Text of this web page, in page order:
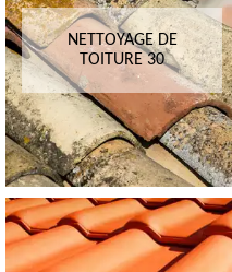
NETTOYAGE DE
TOITURE 30